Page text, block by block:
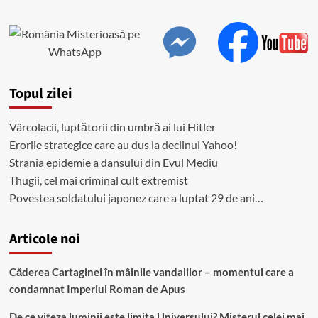
Topul zilei
Vârcolacii, luptătorii din umbră ai lui Hitler
Erorile strategice care au dus la declinul Yahoo!
Strania epidemie a dansului din Evul Mediu
Thugii, cel mai criminal cult extremist
Povestea soldatului japonez care a luptat 29 de ani…
Articole noi
Căderea Cartaginei în mâinile vandalilor – momentul care a
condamnat Imperiul Roman de Apus